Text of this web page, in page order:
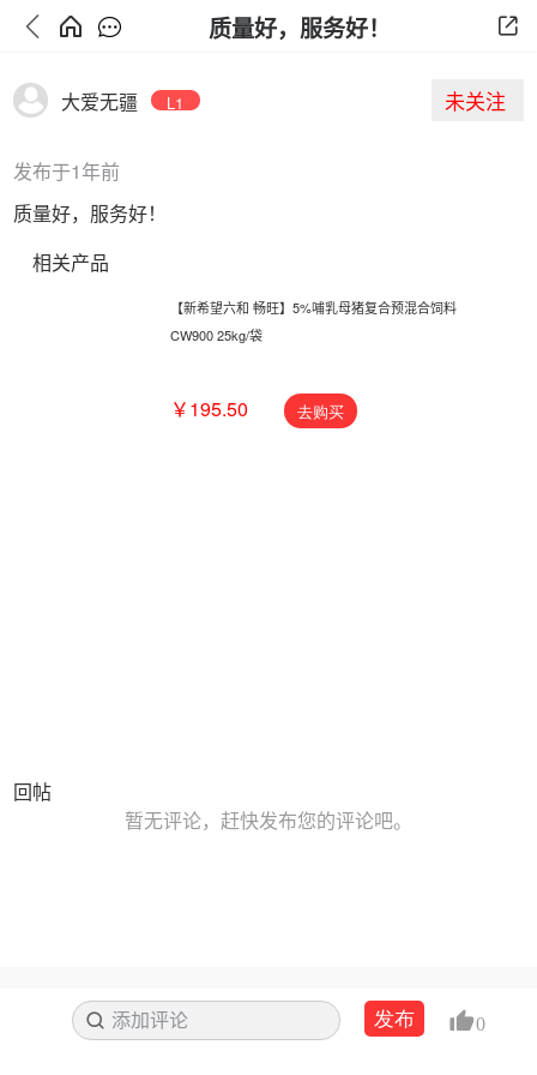
质量好，服务好！
大爱无疆 L1 未关注
发布于1年前
质量好，服务好！
相关产品
【新希望六和 畅旺】5%哺乳母猪复合预混合饲料
CW900 25kg/袋
￥195.50 去购买
回帖
暂无评论，赶快发布您的评论吧。
添加评论 搜索发布 0